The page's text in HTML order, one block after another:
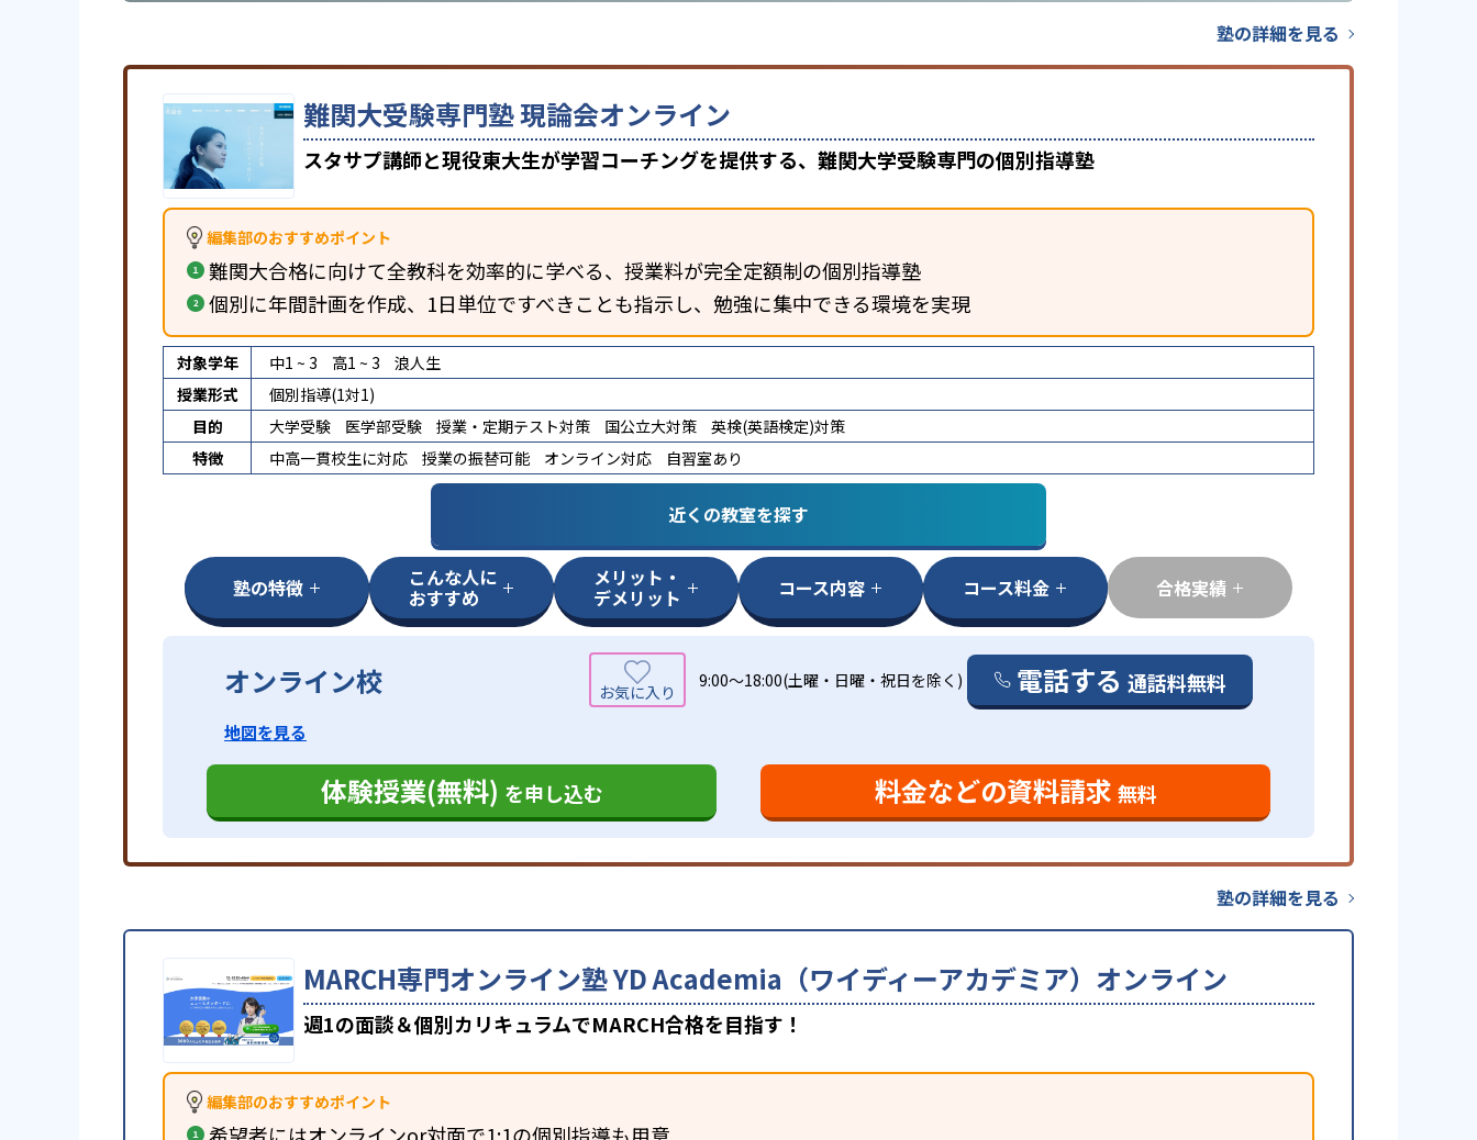
塾の詳細を見る
難関大受験専門塾 現論会オンライン
スタサプ講師と現役東大生が学習コーチングを提供する、難関大学受験専門の個別指導塾
編集部のおすすめポイント
難関大合格に向けて全教科を効率的に学べる、授業料が完全定額制の個別指導塾
個別に年間計画を作成、1日単位ですべきことも指示し、勉強に集中できる環境を実現
対象学年 中1 ~ 3 高1 ~ 3
浪人生
授業形式
個別指導(1対1)
目的
大学受験 医学部受験 授業・定期テスト対策 国公立大対策
英検(英語検定)対策
特徴
中高一貫校生に対応 授業の振替可能 オンライン対応 自習室あり
近くの教室を探す
塾の特徴 こんな人に
おすすめ
メリット・
デメリット コース内容 コース料金 合格実績
オンライン校 9:00～18:00(土曜・日曜・祝日を除く) 電話する 通話料無料
地図を見る
体験授業(無料) を申し込む 料金などの資料請求 無料
塾の詳細を見る
MARCH専門オンライン塾 YD Academia（ワイディーアカデミア）オンライン
週1の面談＆個別カリキュラムでMARCH合格を目指す！
編集部のおすすめポイント